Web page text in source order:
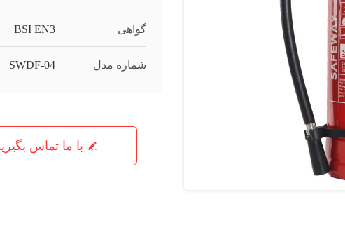
گواهی BSI EN3
شماره مدل SWDF-04
با ما تماس